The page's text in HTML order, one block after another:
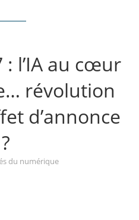
: l’IA au cœur
révolution
d’annonce
?
du numérique